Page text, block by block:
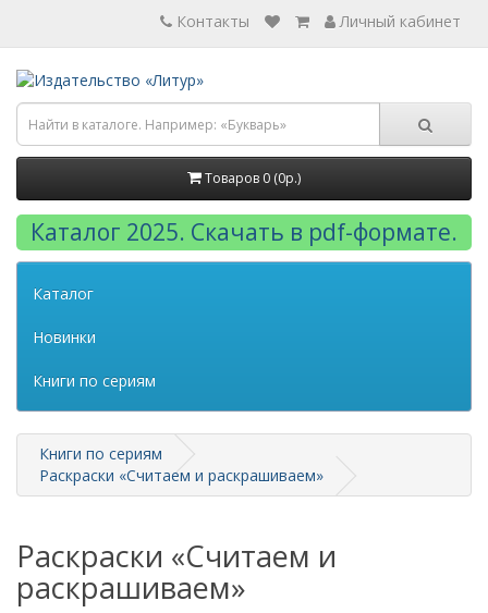
Контакты Личный кабинет
Товаров 0 (0р.)
Каталог 2025. Скачать в pdf-формате.
Каталог
Новинки
Книги по сериям
Книги по сериям
Раскраски «Считаем и раскрашиваем»
Раскраски «Считаем и
раскрашиваем»